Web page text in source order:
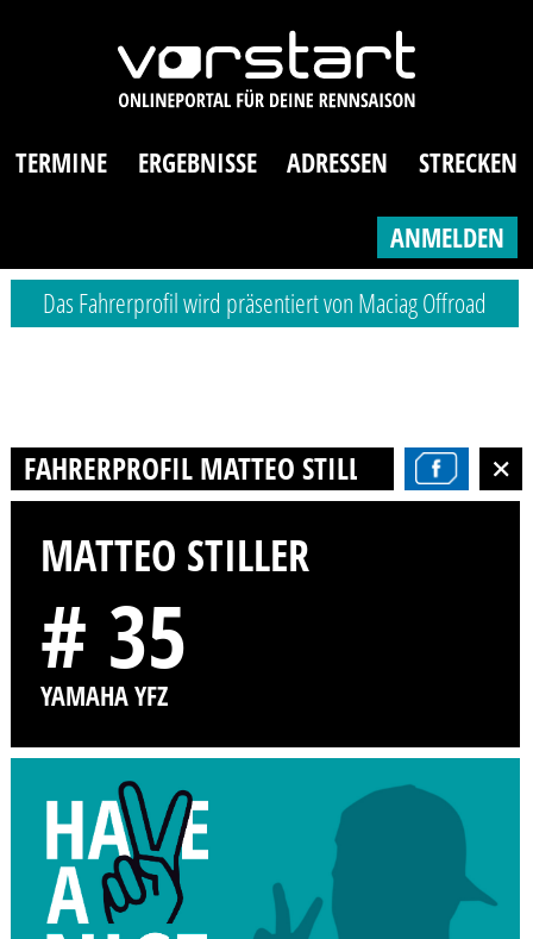
TERMINE ERGEBNISSE ADRESSEN STRECKEN
ANMELDEN
Das Fahrerprofil wird präsentiert von Maciag Offroad
FAHRERPROFIL MATTEO STILLER
MATTEO STILLER
# 35
YAMAHA YFZ